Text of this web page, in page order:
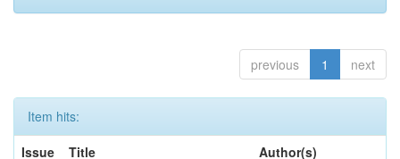
previous 1 next
Item hits:
Issue
Title Author(s)